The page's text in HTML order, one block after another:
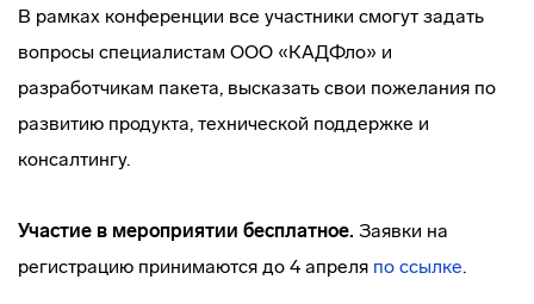
В рамках конференции все участники смогут задать
вопросы специалистам ООО «КАДФло» и
разработчикам пакета, высказать свои пожелания по
развитию продукта, технической поддержке и
консалтингу.
Участие в мероприятии бесплатное. Заявки на
регистрацию принимаются до 4 апреля по ссылке.